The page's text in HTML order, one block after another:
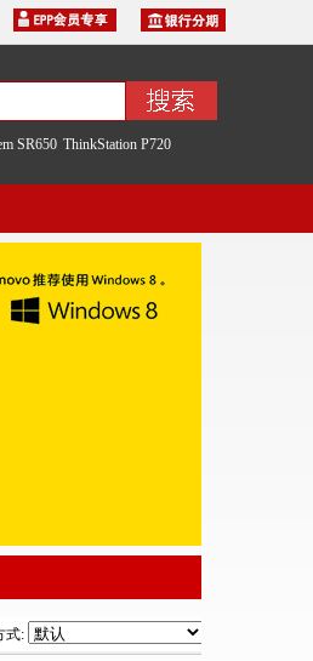
SR650 ThinkStation P720
式: